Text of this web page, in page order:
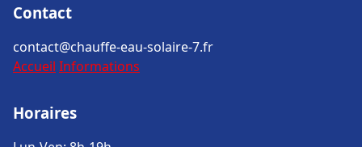
Contact
contact@chauffe-eau-solaire-7.fr
Accueil Informations
Horaires